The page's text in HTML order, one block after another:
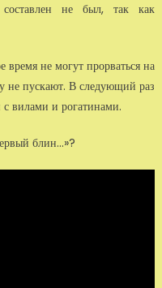
составлен не был, так как
время не могут прорваться на
пускают. В следующий раз
вилами и рогатинами.
блин...»?